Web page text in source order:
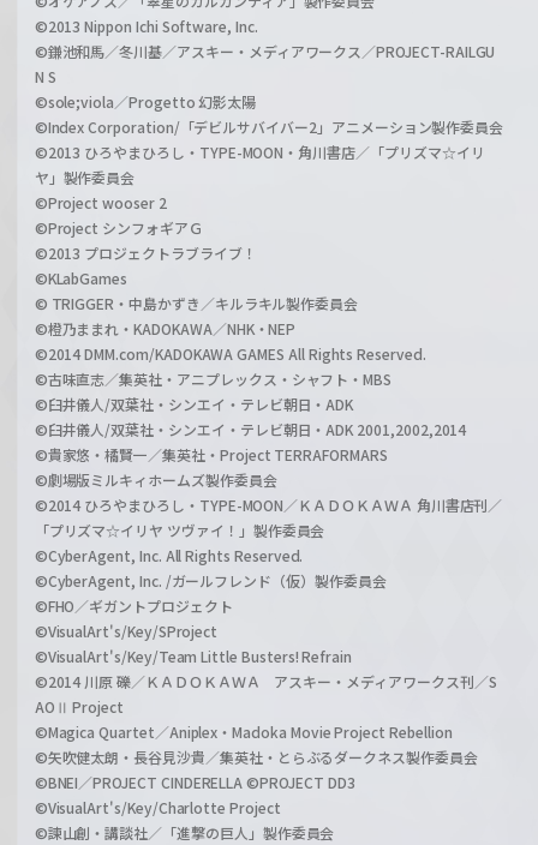
©2013 Nippon Ichi Software, Inc.
©鎌池和馬／冬川基／アスキー・メディアワークス／PROJECT-RAILGU
N S
©sole;viola／Progetto 幻影太陽
©Index Corporation/「デビルサバイバー2」アニメーション製作委員会
©2013 ひろやまひろし・TYPE-MOON・角川書店／「プリズマ☆イリ
ヤ」製作委員会
©Project wooser 2
©Project シンフォギアＧ
©2013 プロジェクトラブライブ！
©KLabGames
© TRIGGER・中島かずき／キルラキル製作委員会
©橙乃ままれ・KADOKAWA／NHK・NEP
©2014 DMM.com/KADOKAWA GAMES All Rights Reserved.
©古味直志／集英社・アニプレックス・シャフト・MBS
©臼井儀人/双葉社・シンエイ・テレビ朝日・ADK
©臼井儀人/双葉社・シンエイ・テレビ朝日・ADK 2001,2002,2014
©貴家悠・橘賢一／集英社・Project TERRAFORMARS
©劇場版ミルキィホームズ製作委員会
©2014 ひろやまひろし・TYPE-MOON／ＫＡＤＯＫＡＷＡ 角川書店刊／
「プリズマ☆イリヤ ツヴァイ！」製作委員会
©CyberAgent, Inc. All Rights Reserved.
©CyberAgent, Inc. /ガールフレンド（仮）製作委員会
©FHO／ギガントプロジェクト
©VisualArt's/Key/SProject
©VisualArt's/Key/Team Little Busters! Refrain
©2014 川原 礫／ＫＡＤＯＫＡＷＡ アスキー・メディアワークス刊／S
AOⅡ Project
©Magica Quartet／Aniplex・Madoka Movie Project Rebellion
©矢吹健太朗・長谷見沙貴／集英社・とらぶるダークネス製作委員会
©BNEI／PROJECT CINDERELLA ©PROJECT DD3
©VisualArt's/Key/Charlotte Project
©諫山創・講談社／「進撃の巨人」製作委員会